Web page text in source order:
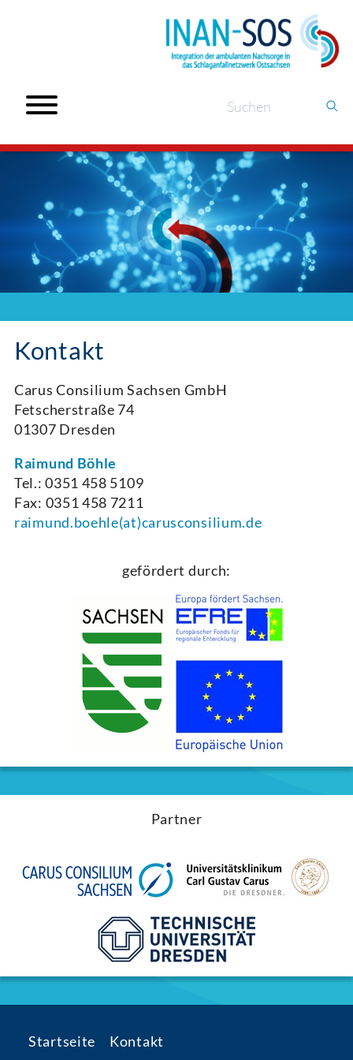
Kontakt
Carus Consilium Sachsen GmbH
Fetscherstraße 74
01307 Dresden
Raimund Böhle
Tel.: 0351 458 5109
Fax: 0351 458 7211
raimund.boehle(at)carusconsilium.de
gefördert durch:
Partner
Startseite Kontakt